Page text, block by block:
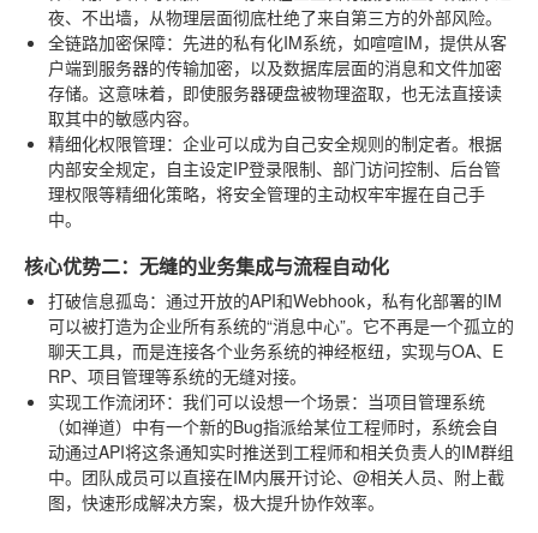
夜、不出墙，从物理层面彻底杜绝了来自第三方的外部风险。
全链路加密保障：先进的私有化IM系统，如喧喧IM，提供从客
户端到服务器的传输加密，以及数据库层面的消息和文件加密
存储。这意味着，即使服务器硬盘被物理盗取，也无法直接读
取其中的敏感内容。
精细化权限管理：企业可以成为自己安全规则的制定者。根据
内部安全规定，自主设定IP登录限制、部门访问控制、后台管
理权限等精细化策略，将安全管理的主动权牢牢握在自己手
中。
核心优势二：无缝的业务集成与流程自动化
打破信息孤岛：通过开放的API和Webhook，私有化部署的IM
可以被打造为企业所有系统的“消息中心”。它不再是一个孤立的
聊天工具，而是连接各个业务系统的神经枢纽，实现与OA、E
RP、项目管理等系统的无缝对接。
实现工作流闭环：我们可以设想一个场景：当项目管理系统
（如禅道）中有一个新的Bug指派给某位工程师时，系统会自
动通过API将这条通知实时推送到工程师和相关负责人的IM群组
中。团队成员可以直接在IM内展开讨论、@相关人员、附上截
图，快速形成解决方案，极大提升协作效率。